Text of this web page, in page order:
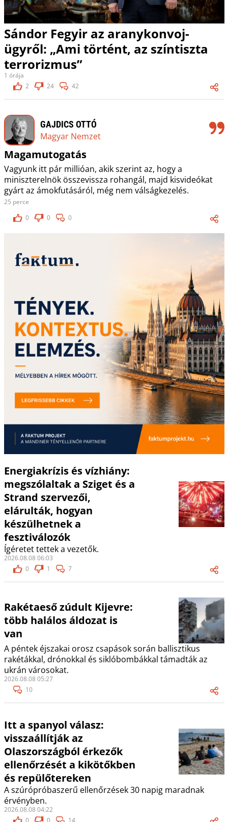
Sándor Fegyir az aranykonvoj-
ügyről: „Ami történt, az színtiszta
terrorizmus”
1 órája
2
24 42
GAJDICS OTTÓ
Magyar Nemzet
Magamutogatás
Vagyunk itt pár millióan, akik szerint az, hogy a
miniszterelnök összevissza rohangál, majd kisvideókat
gyárt az ámokfutásáról, még nem válságkezelés.
25 perce
0
0 0
Energiakrízis és vízhiány:
megszólaltak a Sziget és a
Strand szervezői,
elárulták, hogyan
készülhetnek a
fesztiválozók
Ígéretet tettek a vezetők.
2026.08.08 06:03
0
1 7
Rakétaeső zúdult Kijevre:
több halálos áldozat is
van
A péntek éjszakai orosz csapások során ballisztikus
rakétákkal, drónokkal és siklóbombákkal támadták az
ukrán városokat.
2026.08.08 05:27
10
Itt a spanyol válasz:
visszaállítják az
Olaszországból érkezők
ellenőrzését a kikötőkben
és repülőtereken
A szúrópróbaszerű ellenőrzések 30 napig maradnak
érvényben.
2026.08.08 04:22